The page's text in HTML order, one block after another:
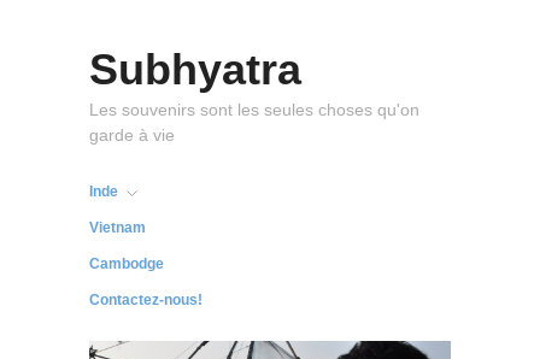
Subhyatra
Les souvenirs sont les seules choses qu'on
garde à vie
Inde
Vietnam
Cambodge
Contactez-nous!